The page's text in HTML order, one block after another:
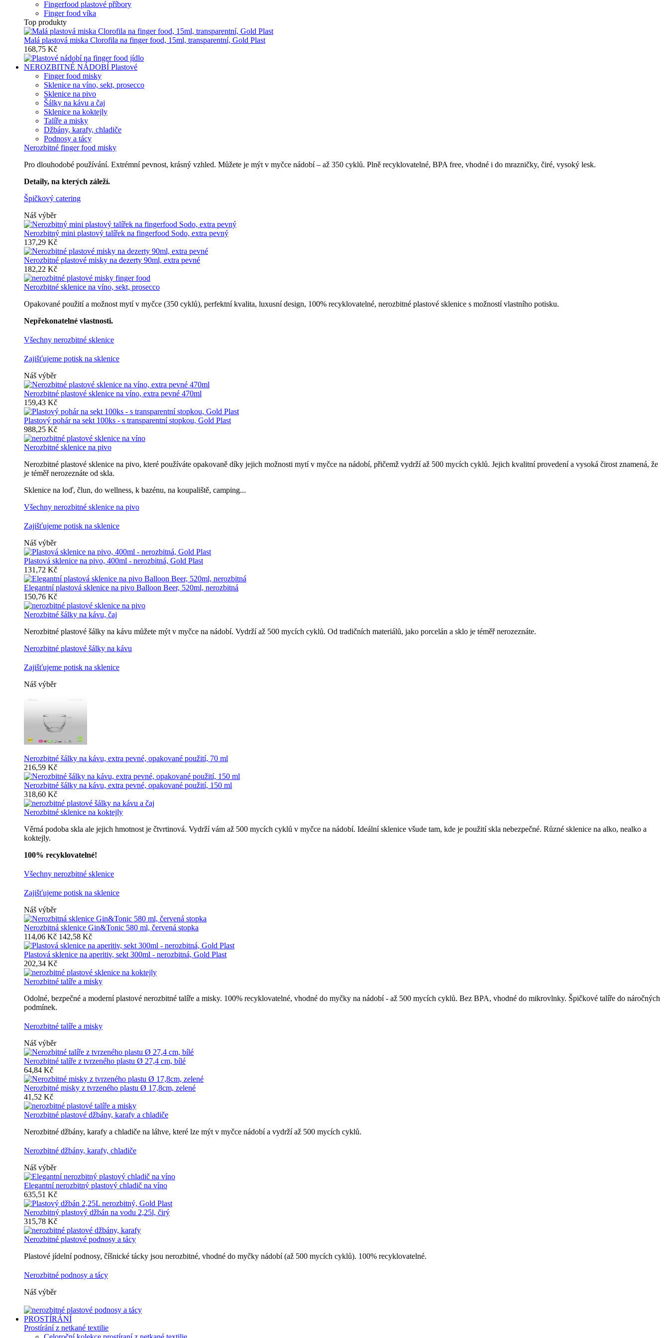
Fingerfood plastové příbory
Finger food víka
Top produkty
Malá plastová miska Clorofila na finger food, 15ml, transparentní, Gold Plast
168,75 Kč
NEROZBITNÉ NÁDOBÍ Plastové
Finger food misky
Sklenice na víno, sekt, prosecco
Sklenice na pivo
Šálky na kávu a čaj
Sklenice na koktejly
Talíře a misky
Džbány, karafy, chladiče
Podnosy a tácy
Nerozbitné finger food misky
Pro dlouhodobé používání. Extrémní pevnost, krásný vzhled. Můžete je mýt v myčce nádobí – až 350 cyklů. Plně recyklovatelné, BPA free, vhodné i do mrazničky, čiré, vysoký lesk.
Detaily, na kterých záleží.
Špičkový catering
Náš výběr
Nerozbitný mini plastový talířek na fingerfood Sodo, extra pevný
137,29 Kč
Nerozbitné plastové misky na dezerty 90ml, extra pevné
182,22 Kč
Nerozbitné sklenice na víno, sekt, prosecco
Opakované použití a možnost mytí v myčce (350 cyklů), perfektní kvalita, luxusní design, 100% recyklovatelné, nerozbitné plastové sklenice s možností vlastního potisku.
Nepřekonatelné vlastnosti.
Všechny nerozbitné sklenice
Zajišťujeme potisk na sklenice
Náš výběr
Nerozbitné plastové sklenice na víno, extra pevné 470ml
159,43 Kč
Plastový pohár na sekt 100ks - s transparentní stopkou, Gold Plast
988,25 Kč
Nerozbitné sklenice na pivo
Nerozbitné plastové sklenice na pivo, které používáte opakovaně díky jejich možnosti mytí v myčce na nádobí, přičemž vydrží až 500 mycích cyklů. Jejich kvalitní provedení a vysoká čirost znamená, že
je téměř nerozeznáte od skla.
Sklenice na loď, člun, do wellness, k bazénu, na koupaliště, camping...
Všechny nerozbitné sklenice na pivo
Zajišťujeme potisk na sklenice
Náš výběr
Plastová sklenice na pivo, 400ml - nerozbitná, Gold Plast
131,72 Kč
Elegantní plastová sklenice na pivo Balloon Beer, 520ml, nerozbitná
150,76 Kč
Nerozbitné šálky na kávu, čaj
Nerozbitné plastové šálky na kávu můžete mýt v myčce na nádobí. Vydrží až 500 mycích cyklů. Od tradičních materiálů, jako porcelán a sklo je téměř nerozeznáte.
Nerozbitné plastové šálky na kávu
Zajišťujeme potisk na sklenice
Náš výběr
Nerozbitné šálky na kávu, extra pevné, opakované použití, 70 ml
216,59 Kč
Nerozbitné šálky na kávu, extra pevné, opakované použití, 150 ml
318,60 Kč
Nerozbitné sklenice na koktejly
Věrná podoba skla ale jejich hmotnost je čtvrtinová. Vydrží vám až 500 mycích cyklů v myčce na nádobí. Ideální sklenice všude tam, kde je použití skla nebezpečné. Různé sklenice na alko, nealko a
koktejly.
100% recyklovatelné!
Všechny nerozbitné sklenice
Zajišťujeme potisk na sklenice
Náš výběr
Nerozbitná sklenice Gin&Tonic 580 ml, červená stopka
114,06 Kč 142,58 Kč
Plastová sklenice na aperitiv, sekt 300ml - nerozbitná, Gold Plast
202,34 Kč
Nerozbitné talíře a misky
Odolné, bezpečné a moderní plastové nerozbitné talíře a misky. 100% recyklovatelné, vhodné do myčky na nádobí - až 500 mycích cyklů. Bez BPA, vhodné do mikrovlnky. Špičkové talíře do náročných
podmínek.
Nerozbitné talíře a misky
Náš výběr
Nerozbitné talíře z tvrzeného plastu Ø 27,4 cm, bílé
64,84 Kč
Nerozbitné misky z tvrzeného plastu Ø 17,8cm, zelené
41,52 Kč
Nerozbitné plastové džbány, karafy a chladiče
Nerozbitné džbány, karafy a chladiče na láhve, které lze mýt v myčce nádobí a vydrží až 500 mycích cyklů.
Nerozbitné džbány, karafy, chladiče
Náš výběr
Elegantní nerozbitný plastový chladič na víno
635,51 Kč
Nerozbitný plastový džbán na vodu 2,25l, čirý
315,78 Kč
Nerozbitné plastové podnosy a tácy
Plastové jídelní podnosy, číšnické tácky jsou nerozbitné, vhodné do myčky nádobí (až 500 mycích cyklů). 100% recyklovatelné.
Nerozbitné podnosy a tácy
Náš výběr
PROSTÍRÁNÍ
Prostírání z netkané textilie